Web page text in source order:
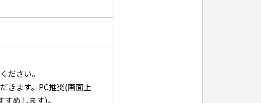
ださい。
きます。PC推奨(画面上
めします)。